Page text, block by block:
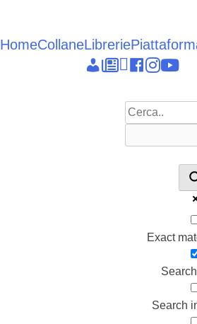
contenuto
HomeCollaneLibrerie
Epieikeia
Dettagli
News
Linkedin
facebook
Exact
Search